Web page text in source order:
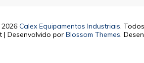
Calex Equipamentos Industriais.
| Desenvolvido por Blossom Themes.